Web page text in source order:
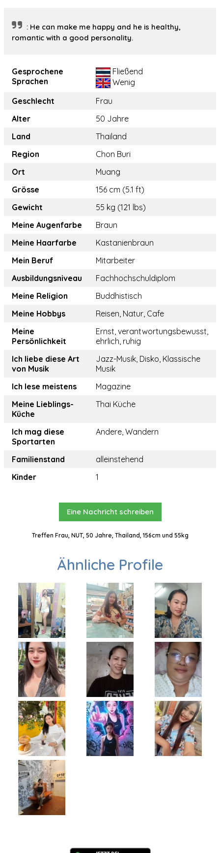
: He can make me happy and he is healthy,
romantic with a good personality.
Gesprochene
Sprachen
Fließend
Wenig
Geschlecht
Frau
Alter
50 Jahre
Land
Thailand
Region
Chon Buri
Ort
Muang
Grösse
156 cm (5.1 ft)
Gewicht
55 kg (121 lbs)
Meine Augenfarbe
Braun
Meine Haarfarbe
Kastanienbraun
Mein Beruf
Mitarbeiter
Ausbildungsniveau
Fachhochschuldiplom
Meine Religion
Buddhistisch
Meine Hobbys
Reisen, Natur, Cafe
Meine
Persönlichkeit
Ernst, verantwortungsbewusst,
ehrlich, ruhig
Ich liebe diese Art
von Musik
Jazz-Musik, Disko, Klassische
Musik
Ich lese meistens
Magazine
Meine Lieblings-
Küche
Thai Küche
Ich mag diese
Sportarten
Andere, Wandern
Familienstand
alleinstehend
Kinder
1
Eine Nachricht schreiben
Treffen Frau, NUT, 50 Jahre, Thailand, 156cm und 55kg
Ähnliche Profile